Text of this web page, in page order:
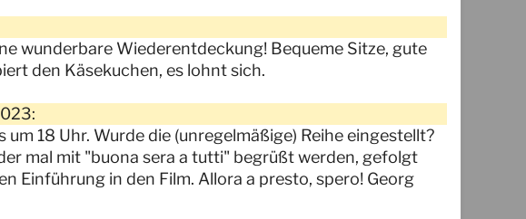
wunderbare Wiederentdeckung! Bequeme Sitze, gute
den Käsekuchen, es lohnt sich.
18 Uhr. Wurde die (unregelmäßige) Reihe eingestellt?
mal mit "buona sera a tutti" begrüßt werden, gefolgt
Einführung in den Film. Allora a presto, spero! Georg